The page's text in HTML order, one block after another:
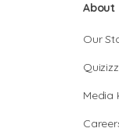
About
Our
Media